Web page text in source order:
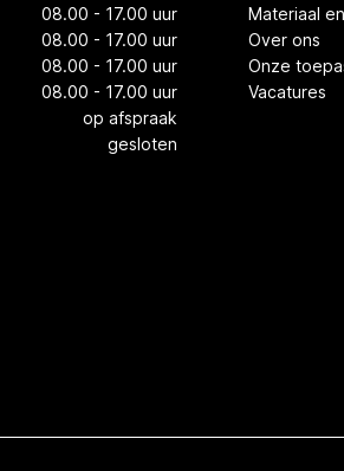
08.00 - 17.00 uur
08.00 - 17.00 uur
08.00 - 17.00 uur
08.00 - 17.00 uur
op afspraak
gesloten
Materiaal
Over ons
Onze
Vacatures